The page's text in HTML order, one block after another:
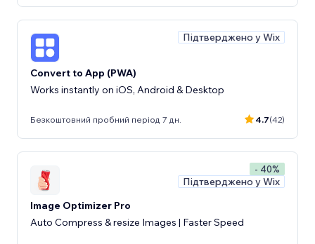
Підтверджено у Wix
Convert to App (PWA)
Works instantly on iOS, Android & Desktop
Безкоштовний пробний період 7 дн. 4.7(42)
- 40%
Підтверджено у Wix
Image Optimizer Pro
Auto Compress & resize Images | Faster Speed